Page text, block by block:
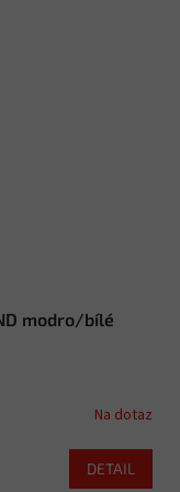
modro/bílé
Na dotaz
DETAIL